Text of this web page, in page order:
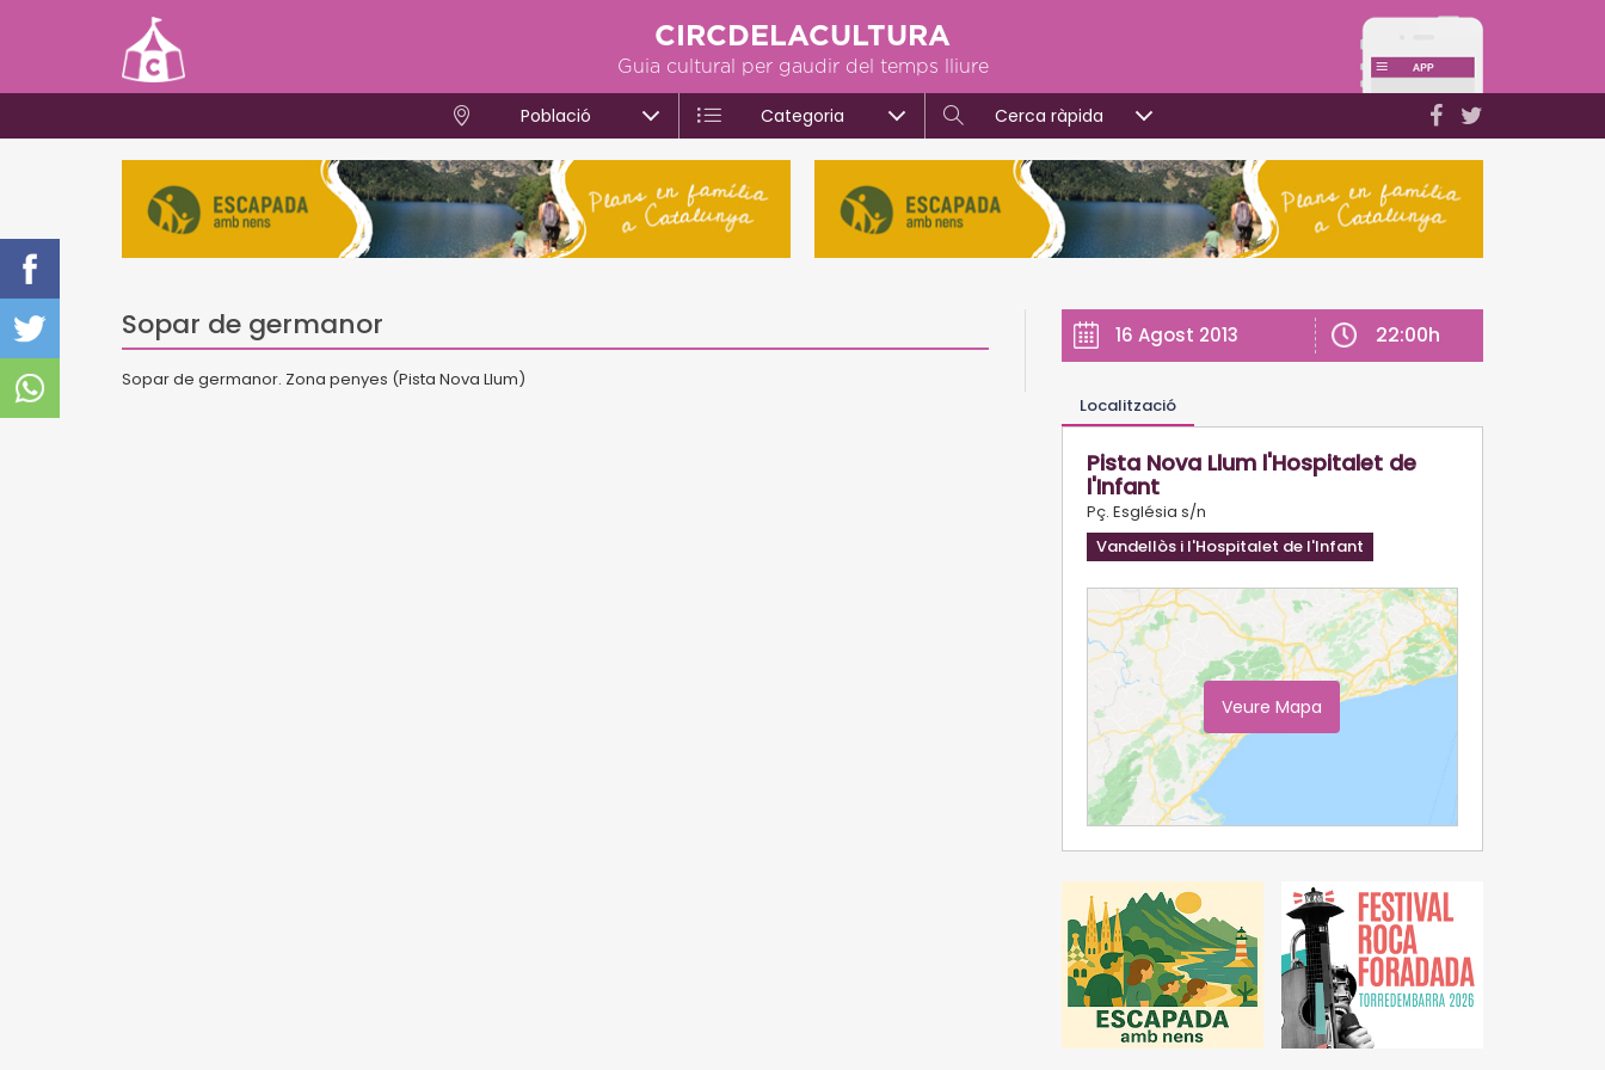
CIRCDELACULTURA
Guia cultural per gaudir del temps lliure
Població Categoria Cerca ràpida
Sopar de germanor
Sopar de germanor. Zona penyes (Pista Nova Llum)
16 Agost 2013 22:00h
Localització
Pista Nova Llum l'Hospitalet de
l'Infant
Pç. Església s/n
Vandellòs i l'Hospitalet de l'Infant
Veure Mapa